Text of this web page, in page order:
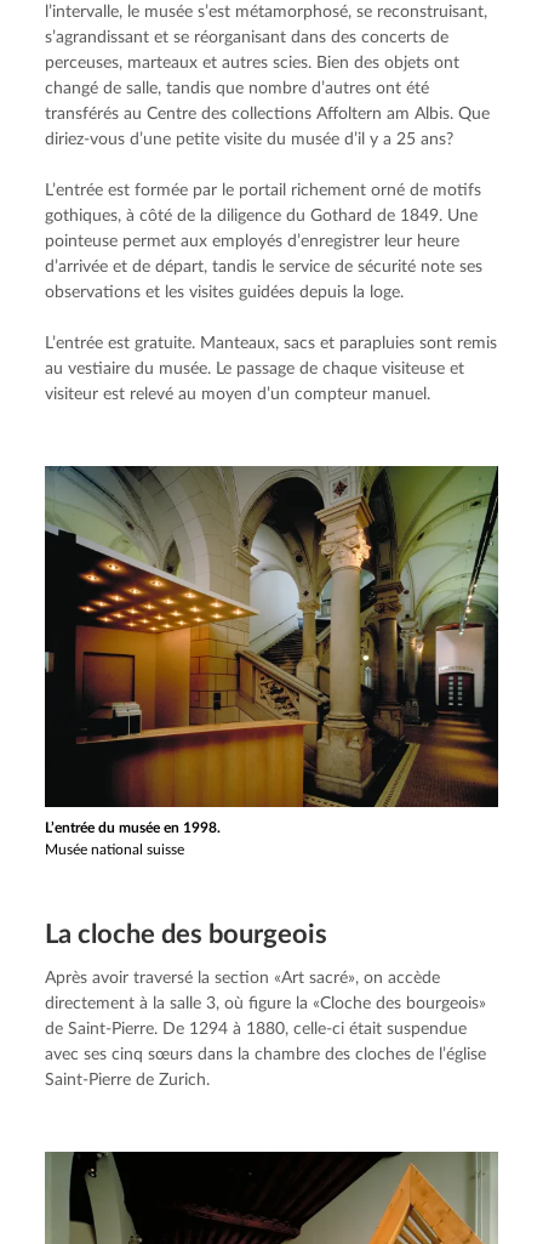
l’intervalle, le musée s’est métamorphosé, se reconstruisant,
s’agrandissant et se réorganisant dans des concerts de
perceuses, marteaux et autres scies. Bien des objets ont
changé de salle, tandis que nombre d’autres ont été
transférés au Centre des collections Affoltern am Albis. Que
diriez-vous d’une petite visite du musée d’il y a 25 ans?
L’entrée est formée par le portail richement orné de motifs
gothiques, à côté de la diligence du Gothard de 1849. Une
pointeuse permet aux employés d’enregistrer leur heure
d’arrivée et de départ, tandis le service de sécurité note ses
observations et les visites guidées depuis la loge.
L’entrée est gratuite. Manteaux, sacs et parapluies sont remis
au vestiaire du musée. Le passage de chaque visiteuse et
visiteur est relevé au moyen d’un compteur manuel.
L’entrée du musée en 1998.
Musée national suisse
La cloche des bourgeois
Après avoir traversé la section «Art sacré», on accède
directement à la salle 3, où figure la «Cloche des bourgeois»
de Saint-Pierre. De 1294 à 1880, celle-ci était suspendue
avec ses cinq sœurs dans la chambre des cloches de l’église
Saint-Pierre de Zurich.